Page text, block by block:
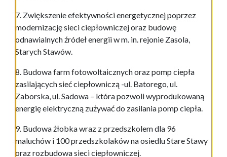
7. Zwiększenie efektywności energetycznej poprzez
modernizację sieci ciepłowniczej oraz budowę
odnawialnych źródeł energii w m. in. rejonie Zasola,
Starych Stawów.
8. Budowa farm fotowoltaicznych oraz pomp ciepła
zasilających sieć ciepłowniczą -ul. Batorego, ul.
Zaborska, ul. Sadowa – która pozwoli wyprodukowaną
energię elektryczną zużywać do zasilania pomp ciepła.
9. Budowa żłobka wraz z przedszkolem dla 96
maluchów i 100 przedszkolaków na osiedlu Stare Stawy
oraz rozbudowa sieci ciepłowniczej.